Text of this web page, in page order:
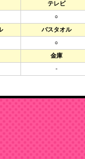
テレビ
○
バスタオル
○
金庫
-